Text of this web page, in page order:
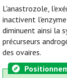
L'anastrozole,
inactivent
diminuent ainsi la
précurseurs
des ovaires.